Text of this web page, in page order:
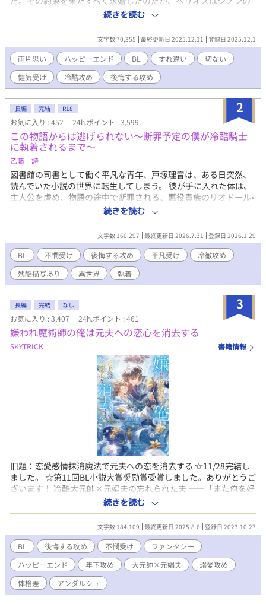
ことなどまったく相手にしてくれない。 こうなることは最初から
わかっていた。 それでもあなたのそばにいさせてほしい。どうせ
すぐにいなくなる。それまでの間、一緒にいられたら充分だ
——。 健気オメガの切ない献身愛ストーリー！
続きを読む
文字数 70,355 最終更新日 2025.12.11 登録日 2025.12.1
両片思い ハッピーエンド BL すれ違い
切ない
健気受け
冷酷攻め 後悔する攻め
2
長編 完結 R18
お気に入り : 452 24h.ポイント : 3,599
この物語からは逃げられない〜断罪予定の僕が冷酷騎士
に執着されるまで〜
乙藤 詩
図書館の司書として働く平凡な青年、戸塚理音は、ある日突然、
読んでいた小説の世界に転生してしまう。 彼が手に入れた体は、
主人公を虐め、物語の途中で断罪される、悪役貴族のリオドール•
フィリップだった。 リオドールとなった理音は、破滅の運命を回
避するため、「物語の筋書き」を無視し、主人公たちから距離を
置こうと試みる。しかし、そこにはあまりにも残酷な現実が待っ
ていた。 初の平凡受けに挑戦です！ 主人公がかなり辛い目に合い
ますので、苦手な方はご注意下さい。 久しぶりの長編連載です。
感想やお気に入り、とても励みになります！ ぜひよろしくお願い
します！ 毎日0時更新。
続きを読む
文字数 160,297 最終更新日 2026.7.31 登録日 2026.1.29
BL 不憫受け 後悔する攻め 平凡受け
冷徹攻め
残酷描写あり
異世界 執着
3
長編 完結 なし
お気に入り : 3,407 24h.ポイント : 461
嫌われ魔術師の俺は元夫への恋心を消去する
SKYTRICK 書籍情報
旧題：恋愛感情抹消魔法で元夫への恋を消去する ☆11/28完結し
ました。 ☆第11回BL小説大賞奨励賞受賞しました。ありがとうご
ざいます！ 冷酷大元帥×元娼夫の忘れられた夫 ——「また俺を好
きになるって言ったのに、嘘つき」 元娼夫で現魔術師であるエデ
ィことサラは五年ぶりに祖国・ファルンに帰国した。しかし暫し
の帰郷を味わう間も無く、直後、ファルン王国軍の大元帥である
ロイ・オークランスの使者が元帥命令を掲げてサラの元へやって
くる。 ロイ・オークランスの名を知らぬ者は世界でもそうそうい
ない。魔族の血を引くロイは人間から畏怖を大いに集めながら
も、大将として国防戦争に打ち勝ち、たった二十九歳で大元帥と
して全軍のトップに立っている。 その元帥命令の内容というの
は、五年前に最愛の妻を亡くしたロイを、魔族への本能的な恐怖
続きを読む
文字数 184,109 最終更新日 2025.8.6 登録日 2023.10.27
BL 後悔する攻め 不憫受け
ファンタジー
ハッピーエンド
年下攻め 大元帥×元娼夫
溺愛攻め
体格差
アンダルシュ